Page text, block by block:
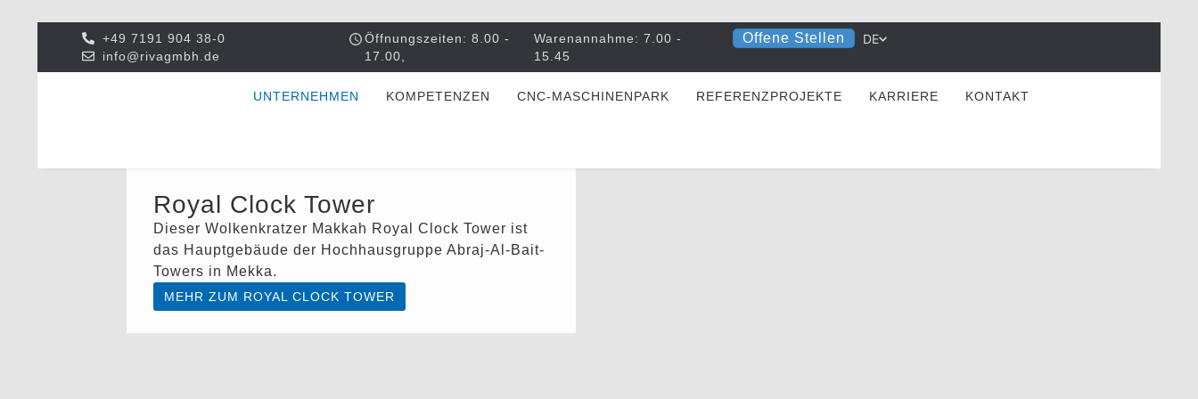
+49 7191 904 38-0
info@rivagmbh.de
Öffnungszeiten: 8.00 -
17.00,
Warenannahme: 7.00 -
15.45
Offene Stellen DE
UNTERNEHMEN KOMPETENZEN CNC-MASCHINENPARK REFERENZPROJEKTE KARRIERE KONTAKT
Royal Clock Tower
Dieser Wolkenkratzer Makkah Royal Clock Tower ist
das Hauptgebäude der Hochhausgruppe Abraj-Al-Bait-
Towers in Mekka.
MEHR ZUM ROYAL CLOCK TOWER